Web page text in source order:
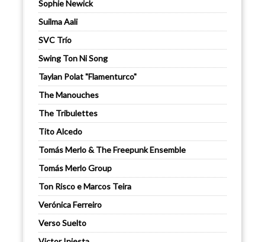
Sophie Newick
Suilma Aali
SVC Trío
Swing Ton Ni Song
Taylan Polat "Flamenturco"
The Manouches
The Tribulettes
Tito Alcedo
Tomás Merlo & The Freepunk Ensemble
Tomás Merlo Group
Ton Risco e Marcos Teira
Verónica Ferreiro
Verso Suelto